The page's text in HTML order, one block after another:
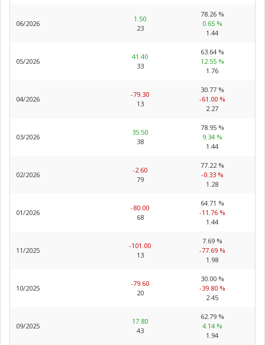
06/2026
1.50
23
78.26 %
0.65 %
1.44
05/2026
41.40
33
63.64 %
12.55 %
1.76
04/2026
-79.30
13
30.77 %
-61.00 %
2.27
03/2026
35.50
38
78.95 %
9.34 %
1.44
02/2026
-2.60
79
77.22 %
-0.33 %
1.28
01/2026
-80.00
68
64.71 %
-11.76 %
1.44
11/2025
-101.00
13
7.69 %
-77.69 %
1.98
10/2025
-79.60
20
30.00 %
-39.80 %
2.45
09/2025
17.80
43
62.79 %
4.14 %
1.94